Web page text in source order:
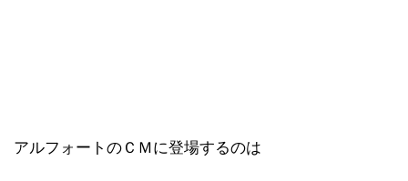
アルフォートのＣＭに登場するのは